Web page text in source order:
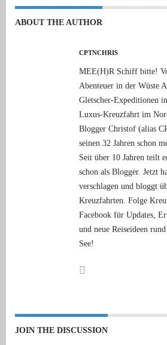
ABOUT THE AUTHOR
CPTNCHRIS
MEE(H)R Schiff bitte!
Abenteuer in der Wüste
Gletscher-Expeditionen
Luxus-Kreuzfahrt im
Blogger Christof (alias
seinen 32 Jahren schon
Seit über 10 Jahren teilt
schon als Blogger. Jetzt
verschlagen und bloggt
Kreuzfahrten. Folge
Facebook für Updates,
und neue Reiseideen
See!
JOIN THE DISCUSSION